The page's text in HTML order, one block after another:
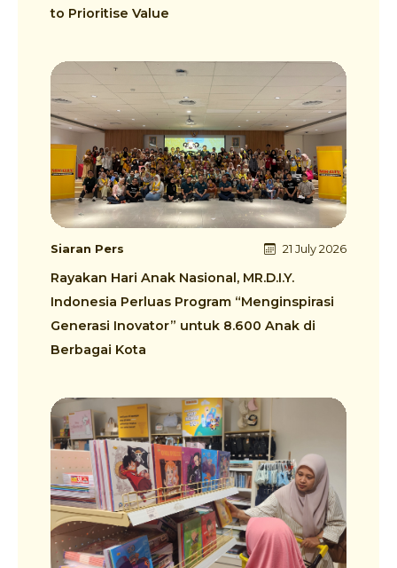
to Prioritise Value
Siaran Pers 21 July 2026
Rayakan Hari Anak Nasional, MR.D.I.Y.
Indonesia Perluas Program “Menginspirasi
Generasi Inovator” untuk 8.600 Anak di
Berbagai Kota